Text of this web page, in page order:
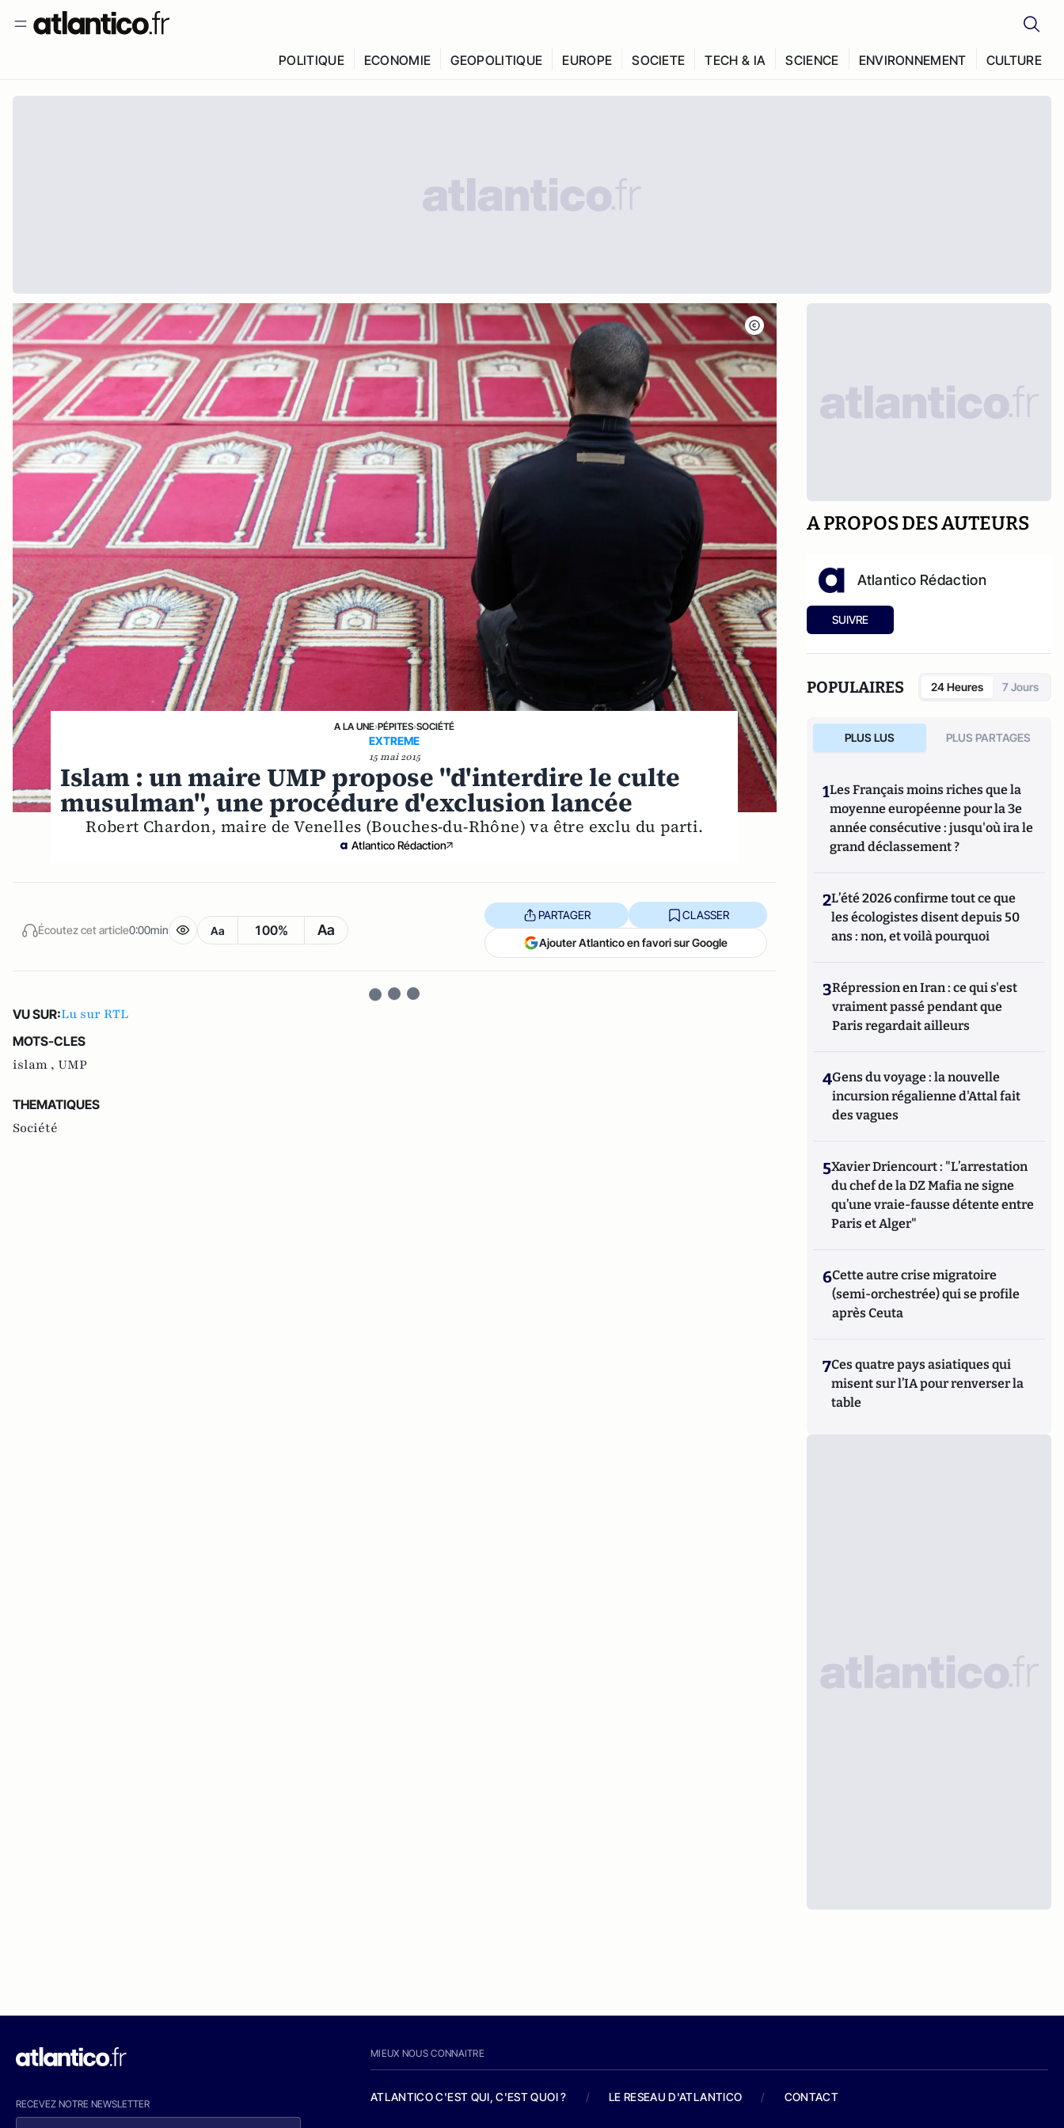
POLITIQUE ECONOMIE GEOPOLITIQUE EUROPE SOCIETE TECH & IA SCIENCE ENVIRONNEMENT CULTURE
A LA UNE›PÉPITES›SOCIÉTÉ
EXTREME
15 mai 2015
Islam : un maire UMP propose "d'interdire le culte
musulman", une procédure d'exclusion lancée
Robert Chardon, maire de Venelles (Bouches-du-Rhône) va être exclu du parti.
Atlantico Rédaction
Écoutez cet article0:00min Aa 100% Aa
PARTAGER CLASSER
Ajouter Atlantico en favori sur Google
VU SUR:Lu sur RTL
MOTS-CLES
islam , UMP
THEMATIQUES
Société
A PROPOS DES AUTEURS
Atlantico Rédaction
SUIVRE
POPULAIRES 24 Heures 7 Jours
PLUS LUS PLUS PARTAGES
1Les Français moins riches que la
moyenne européenne pour la 3e
année consécutive : jusqu'où ira le
grand déclassement ?
2L’été 2026 confirme tout ce que
les écologistes disent depuis 50
ans : non, et voilà pourquoi
3Répression en Iran : ce qui s'est
vraiment passé pendant que
Paris regardait ailleurs
4Gens du voyage : la nouvelle
incursion régalienne d'Attal fait
des vagues
5Xavier Driencourt : "L’arrestation
du chef de la DZ Mafia ne signe
qu’une vraie-fausse détente entre
Paris et Alger"
6Cette autre crise migratoire
(semi-orchestrée) qui se profile
après Ceuta
7Ces quatre pays asiatiques qui
misent sur l’IA pour renverser la
table
RECEVEZ NOTRE NEWSLETTER
MIEUX NOUS CONNAITRE
ATLANTICO C'EST QUI, C'EST QUOI ? / LE RESEAU D'ATLANTICO / CONTACT